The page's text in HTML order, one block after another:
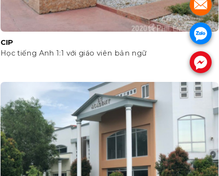
CIP
Học tiếng Anh 1:1 với giáo viên bản ngữ
.
.
.